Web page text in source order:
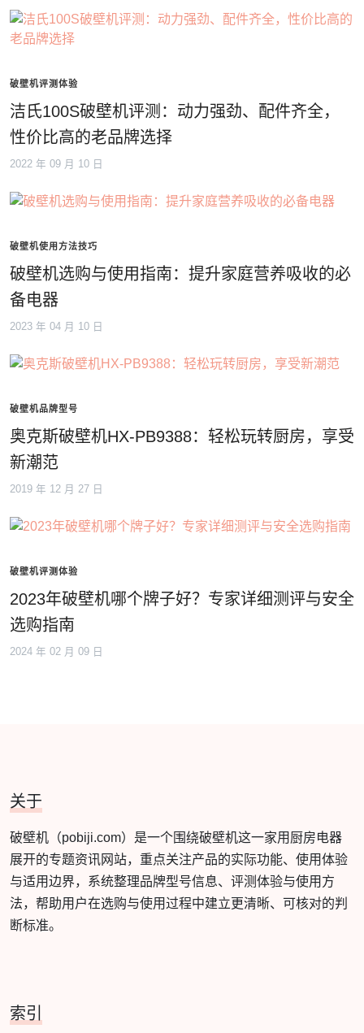
破壁机评测体验
洁氏100S破壁机评测：动力强劲、配件齐全，
性价比高的老品牌选择
2022 年 09 月 10 日
破壁机使用方法技巧
破壁机选购与使用指南：提升家庭营养吸收的必
备电器
2023 年 04 月 10 日
破壁机品牌型号
奥克斯破壁机HX-PB9388：轻松玩转厨房，享受
新潮范
2019 年 12 月 27 日
破壁机评测体验
2023年破壁机哪个牌子好？专家详细测评与安全
选购指南
2024 年 02 月 09 日
关于
破壁机（pobiji.com）是一个围绕破壁机这一家用厨房电器
展开的专题资讯网站，重点关注产品的实际功能、使用体验
与适用边界，系统整理品牌型号信息、评测体验与使用方
法，帮助用户在选购与使用过程中建立更清晰、可核对的判
断标准。
索引